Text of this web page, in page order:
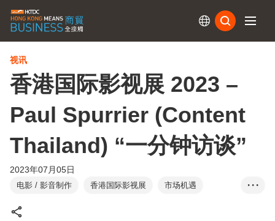
视讯
香港国际影视展 2023 –
Paul Spurrier (Content
Thailand) “一分钟访谈”
2023年07月05日
电影 / 影音制作 香港国际影视展
市场机遇
• • •